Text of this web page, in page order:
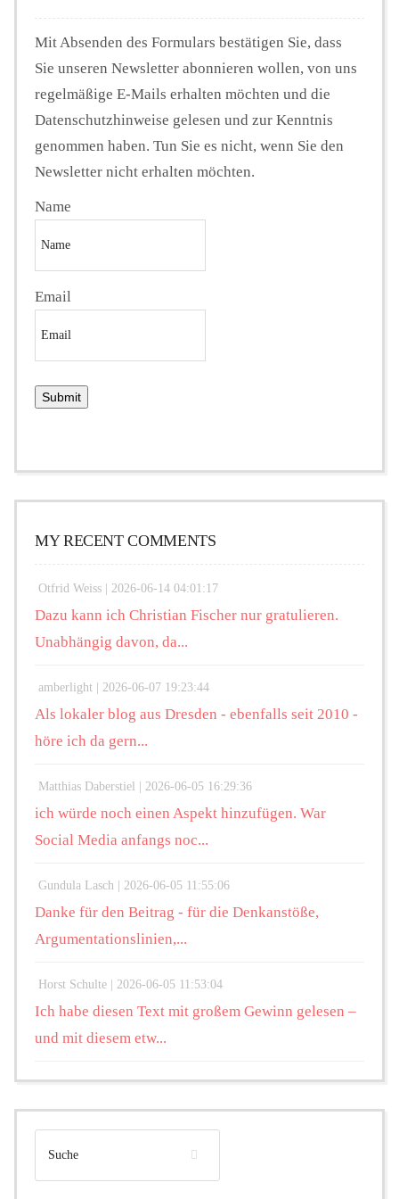
Mit Absenden des Formulars bestätigen Sie, dass
Sie unseren Newsletter abonnieren wollen, von uns
regelmäßige E-Mails erhalten möchten und die
Datenschutzhinweise gelesen und zur Kenntnis
genommen haben. Tun Sie es nicht, wenn Sie den
Newsletter nicht erhalten möchten.
Name
Email
MY RECENT COMMENTS
Otfrid Weiss | 2026-06-14 04:01:17
Dazu kann ich Christian Fischer nur gratulieren.
Unabhängig davon, da...
amberlight | 2026-06-07 19:23:44
Als lokaler blog aus Dresden - ebenfalls seit 2010 -
höre ich da gern...
Matthias Daberstiel | 2026-06-05 16:29:36
ich würde noch einen Aspekt hinzufügen. War
Social Media anfangs noc...
Gundula Lasch | 2026-06-05 11:55:06
Danke für den Beitrag - für die Denkanstöße,
Argumentationslinien,...
Horst Schulte | 2026-06-05 11:53:04
Ich habe diesen Text mit großem Gewinn gelesen –
und mit diesem etw...